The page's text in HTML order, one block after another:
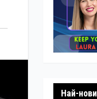
Най-нови